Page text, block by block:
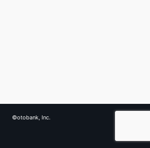
©otobank, Inc.